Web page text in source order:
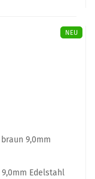
NEU
9,0mm Edelstahl